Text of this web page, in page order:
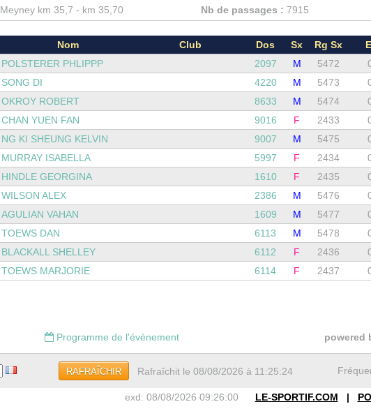
Meyney km 35,7 - km 35,70 Nb de passages : 7915
Nom Club Dos Sx Rg Sx
POLSTERER PHLIPPP 2097 M 5472
SONG DI 4220 M 5473
OKROY ROBERT 8633 M 5474
CHAN YUEN FAN 9016 F 2433
NG KI SHEUNG KELVIN 9007 M 5475
MURRAY ISABELLA 5997 F 2434
HINDLE GEORGINA 1610 F 2435
WILSON ALEX 2386 M 5476
AGULIAN VAHAN 1609 M 5477
TOEWS DAN 6113 M 5478
BLACKALL SHELLEY 6112 F 2436
TOEWS MARJORIE 6114 F 2437
Programme de l'évènement powered
RAFRAÎCHIR Rafraîchit le 08/08/2026 à 11:25:24
exd: 08/08/2026 09:26:00 LE-SPORTIF.COM |